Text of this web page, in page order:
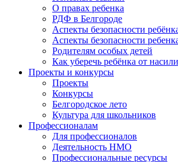
О правах ребенка
РДФ в Белгороде
Аспекты безопасности
Аспекты безопасности
Родителям особых детей
Как уберечь ребёнка от
Проекты и конкурсы
Проекты
Конкурсы
Белгородское лето
Культура для школьников
Профессионалам
Для профессионалов
Деятельность НМО
Профессиональные ресурсы